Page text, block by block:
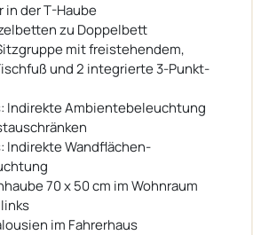
der T-Haube
zu Doppelbett
mit freistehendem,
und 2 integrierte 3-Punkt-
Indirekte Ambientebeleuchtung
Indirekte Wandflächen-
70 x 50 cm im Wohnraum
im Fahrerhaus